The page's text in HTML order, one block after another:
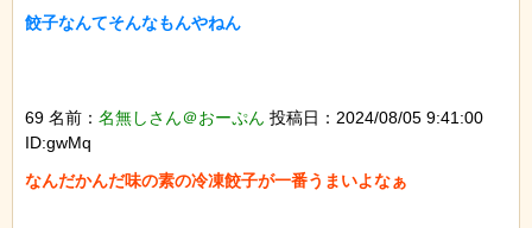
餃子なんてそんなもんやねん
69 名前： 名無しさん＠おーぷん 投稿日：2024/08/05 9:41:00
ID:gwMq
なんだかんだ味の素の冷凍餃子が一番うまいよなぁ